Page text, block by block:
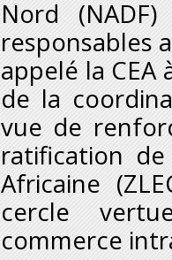
Nord
responsables
appelé la
de la
vue de
ratification
Africaine
cercle
commerce